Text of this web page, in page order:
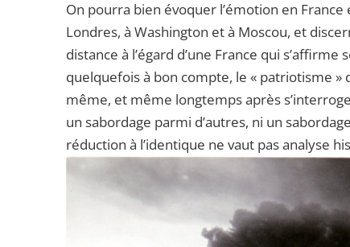
On pourra bien évoquer l’émotion en
Londres, à Washington et à Moscou, et
distance à l’égard d’une France qui
quelquefois à bon compte, le « patriotisme
même, et même longtemps après
un sabordage parmi d’autres, ni un
réduction à l’identique ne vaut pas analyse